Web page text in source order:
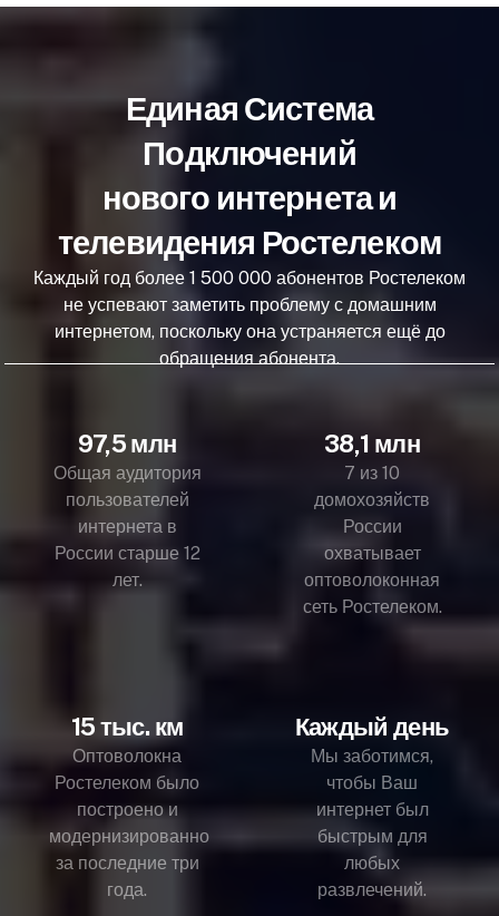
Единая Система
Подключений
нового интернета и
телевидения Ростелеком
Каждый год более 1 500 000 абонентов Ростелеком
не успевают заметить проблему с домашним
интернетом, поскольку она устраняется ещё до
обращения абонента.
97,5 млн
Общая аудитория
пользователей
интернета в
России старше 12
лет.
38,1 млн
7 из 10
домохозяйств
России
охватывает
оптоволоконная
сеть Ростелеком.
15 тыс. км
Оптоволокна
Ростелеком было
построено и
модернизированно
за последние три
года.
Каждый день
Мы заботимся,
чтобы Ваш
интернет был
быстрым для
любых
развлечений.